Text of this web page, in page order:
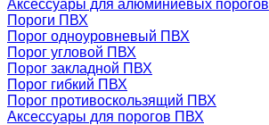
Аксессуары для алюминиевых порогов
Пороги ПВХ
Порог одноуровневый ПВХ
Порог угловой ПВХ
Порог закладной ПВХ
Порог гибкий ПВХ
Порог противоскользящий ПВХ
Аксессуары для порогов ПВХ